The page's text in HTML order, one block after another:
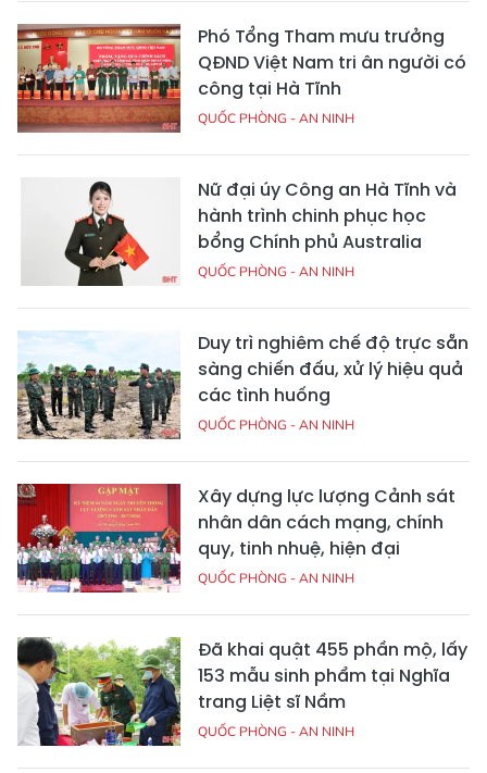
Phó Tổng Tham mưu trưởng
QĐND Việt Nam tri ân người có
công tại Hà Tĩnh
QUỐC PHÒNG - AN NINH
Nữ đại úy Công an Hà Tĩnh và
hành trình chinh phục học
bổng Chính phủ Australia
QUỐC PHÒNG - AN NINH
Duy trì nghiêm chế độ trực sẵn
sàng chiến đấu, xử lý hiệu quả
các tình huống
QUỐC PHÒNG - AN NINH
Xây dựng lực lượng Cảnh sát
nhân dân cách mạng, chính
quy, tinh nhuệ, hiện đại
QUỐC PHÒNG - AN NINH
Đã khai quật 455 phần mộ, lấy
153 mẫu sinh phẩm tại Nghĩa
trang Liệt sĩ Nầm
QUỐC PHÒNG - AN NINH